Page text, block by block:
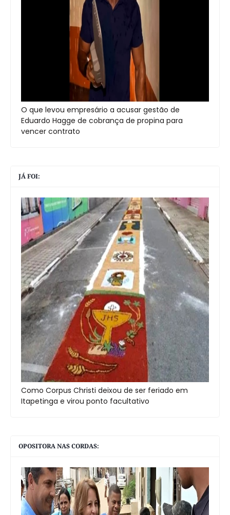
O que levou empresário a acusar gestão de
Eduardo Hagge de cobrança de propina para
vencer contrato
JÁ FOI:
Como Corpus Christi deixou de ser feriado em
Itapetinga e virou ponto facultativo
OPOSITORA NAS CORDAS: